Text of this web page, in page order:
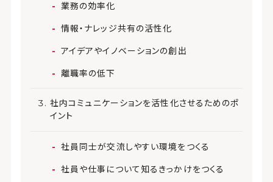
業務の効率化
情報・ナレッジ共有の活性化
アイデアやイノベーションの創出
離職率の低下
社内コミュニケーションを活性化させるためのポ
イント
社員同士が交流しやすい環境をつくる
社員や仕事について知るきっかけをつくる